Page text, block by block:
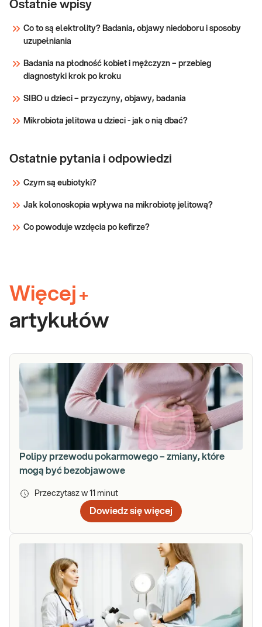
utajona wimmunochemiczny do wstępnej identyfikacji
pozwalający na identyfikację obecności krwi
utajonej w dolnym odcinku przewodu
p
Ostatnie wpisy
Co to są elektrolity? Badania, objawy niedoboru i sposoby
uzupełniania
Badania na płodność kobiet i mężczyzn – przebieg
diagnostyki krok po kroku
SIBO u dzieci – przyczyny, objawy, badania
Mikrobiota jelitowa u dzieci - jak o nią dbać?
Ostatnie pytania i odpowiedzi
Czym są eubiotyki?
Jak kolonoskopia wpływa na mikrobiotę jelitową?
Co powoduje wzdęcia po kefirze?
Więcej +
artykułów
Polipy przewodu pokarmowego – zmiany, które
mogą być bezobjawowe
Przeczytasz w 11 minut
Dowiedz się więcej